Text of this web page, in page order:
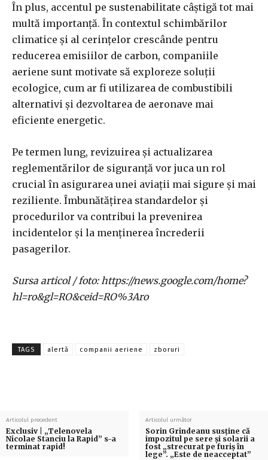
În plus, accentul pe sustenabilitate câștigă tot mai
multă importanță. În contextul schimbărilor
climatice și al cerințelor crescânde pentru
reducerea emisiilor de carbon, companiile
aeriene sunt motivate să exploreze soluții
ecologice, cum ar fi utilizarea de combustibili
alternativi și dezvoltarea de aeronave mai
eficiente energetic.
Pe termen lung, revizuirea și actualizarea
reglementărilor de siguranță vor juca un rol
crucial în asigurarea unei aviații mai sigure și mai
reziliente. Îmbunătățirea standardelor și
procedurilor va contribui la prevenirea
incidentelor și la menținerea încrederii
pasagerilor.
Sursa articol / foto: https://news.google.com/home?
hl=ro&gl=RO&ceid=RO%3Aro
TAGS alertă companii aeriene zboruri
Articolul precedent
Exclusiv | „Telenovela
Nicolae Stanciu la Rapid” s-a
terminat rapid!
Articolul următor
Sorin Grindeanu susține că
impozitul pe sere și solarii a
fost „strecurat pe furiș în
lege”. „Este de neacceptat”